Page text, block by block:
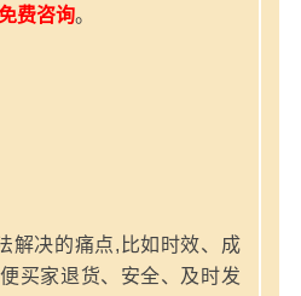
费咨询。
解决的痛点,比如时效、成
买家退货、安全、及时发